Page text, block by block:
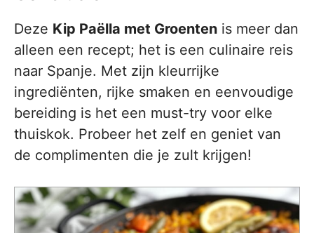
Deze Kip Paëlla met Groenten is meer dan
alleen een recept; het is een culinaire reis
naar Spanje. Met zijn kleurrijke
ingrediënten, rijke smaken en eenvoudige
bereiding is het een must-try voor elke
thuiskok. Probeer het zelf en geniet van
de complimenten die je zult krijgen!